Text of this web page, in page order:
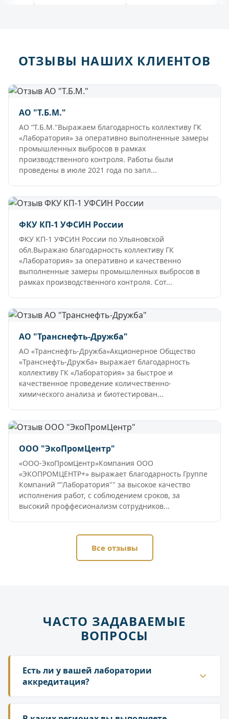
ОТЗЫВЫ НАШИХ КЛИЕНТОВ
АО "Т.Б.М."
АО “Т.Б.М."Выражаем благодарность коллективу ГК
«Лаборатория» за оперативно выполненные замеры
промышленных выбросов в рамках
производственного контроля. Работы были
проведены в июле 2021 года по запл...
ФКУ КП-1 УФСИН России
ФКУ КП-1 УФСИН России по Ульяновской
обл.Выражаю благодарность коллективу ГК
«Лаборатория» за оперативно и качественно
выполненные замеры промышленных выбросов в
рамках производственного контроля. Сот...
АО "Транснефть-Дружба"
АО «Транснефть-Дружба»Акционерное Общество
«Транснефть-Дружба» выражает благодарность
коллективу ГК «Лаборатория» за быстрое и
качественное проведение количественно-
химического анализа и биотестирован...
ООО "ЭкоПромЦентр"
«ООО-ЭкоПромЦентр»Компания ООО
«ЭКОПРОМЦЕНТР+» выражает благодарность Группе
Компаний “"Лаборатория"" за высокое качество
исполнения работ, с соблюдением сроков, за
высокий проффесионализм сотрудников...
Все отзывы
ЧАСТО ЗАДАВАЕМЫЕ
ВОПРОСЫ
Есть ли у вашей лаборатории
аккредитация?
Да. ГК «Лаборатория» аккредитована в
национальной системе Росаккредитации. Наши